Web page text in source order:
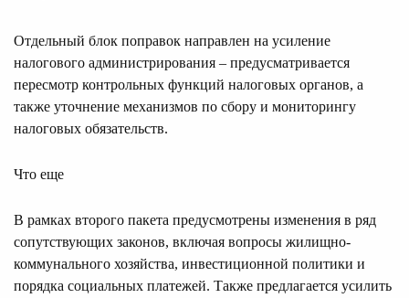
Отдельный блок поправок направлен на усиление
налогового администрирования – предусматривается
пересмотр контрольных функций налоговых органов, а
также уточнение механизмов по сбору и мониторингу
налоговых обязательств.
Что еще
В рамках второго пакета предусмотрены изменения в ряд
сопутствующих законов, включая вопросы жилищно-
коммунального хозяйства, инвестиционной политики и
порядка социальных платежей. Также предлагается усилить